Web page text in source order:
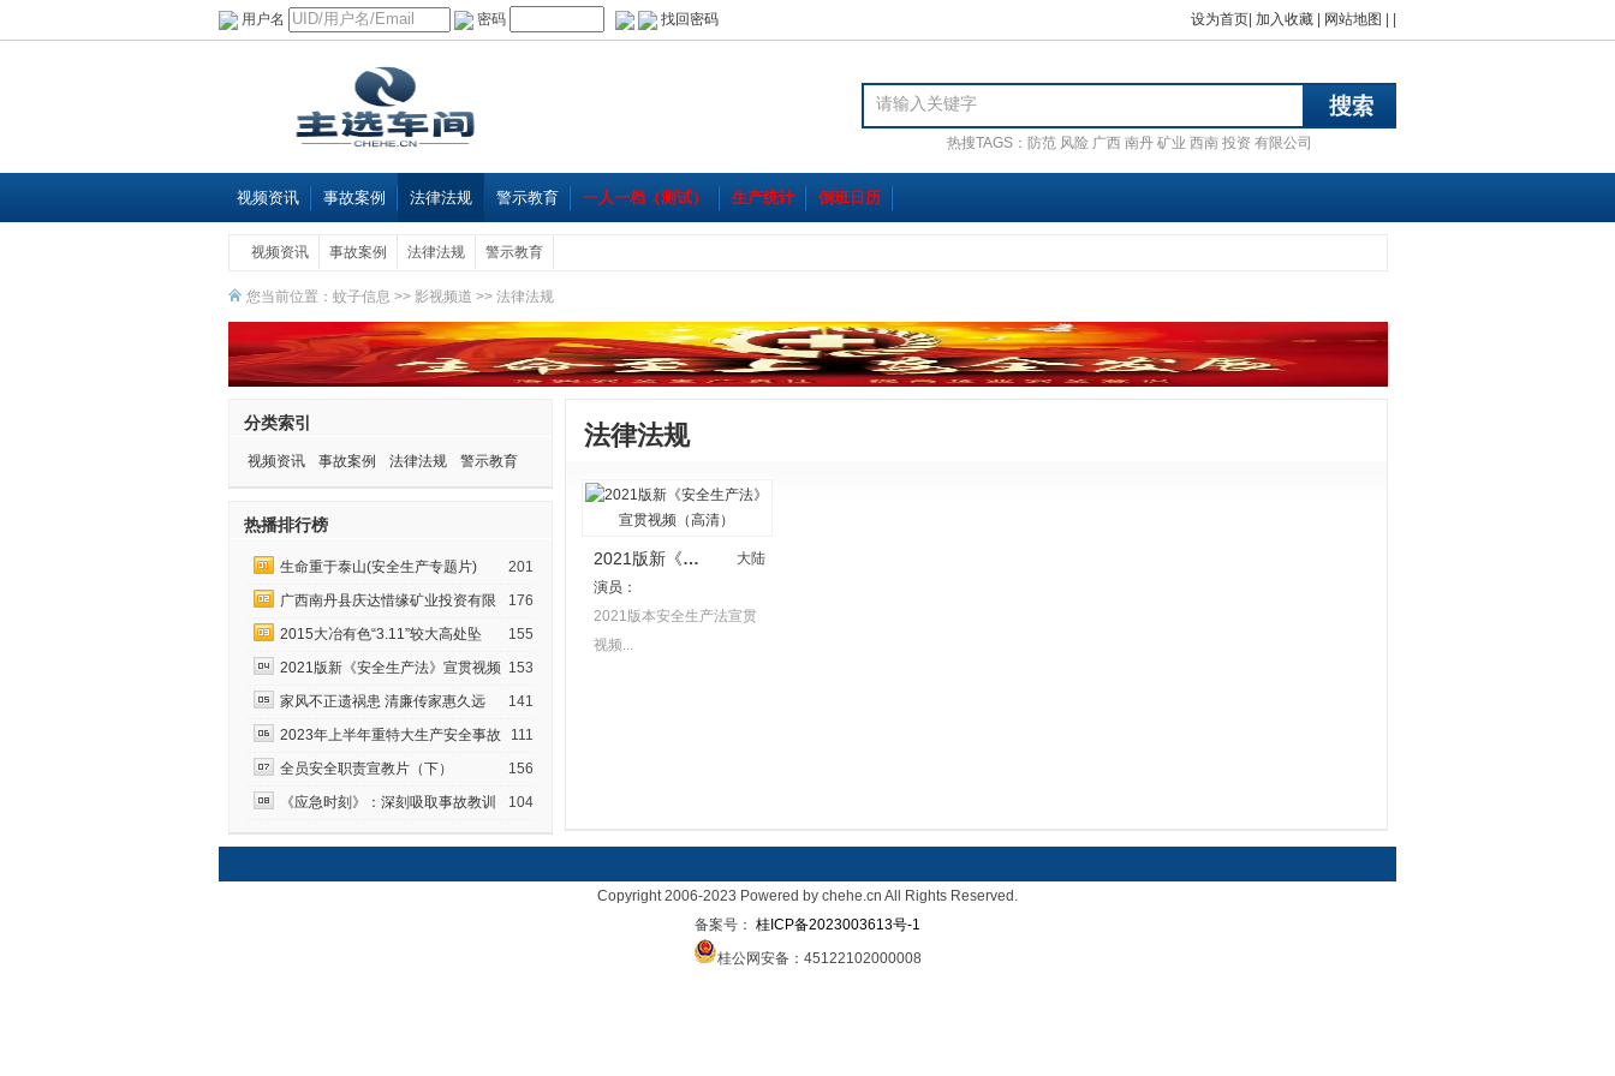
用户名 密码 找回密码 设为首页 加入收藏 网站地图
热搜TAGS： 防范 风险 广西 南丹 矿业 西南 投资 有限公司
视频资讯 事故案例 法律法规 警示教育 一人一档（测试） 生产统计 倒班日历
视频资讯 事故案例 法律法规 警示教育
您当前位置： 蚊子信息 >> 影视频道 >> 法律法规
分类索引
视频资讯 事故案例 法律法规 警示教育
热播排行榜
201
生命重于泰山(安全生产专题片)
176
广西南丹县庆达惜缘矿业投资有限
155
2015大冶有色“3.11”较大高处坠
153
2021版新《安全生产法》宣贯视频
141
家风不正遗祸患 清廉传家惠久远
111
2023年上半年重特大生产安全事故
156
全员安全职责宣教片（下）
104
《应急时刻》：深刻吸取事故教训
法律法规
2021版新《安全生产法》宣贯视频
大陆
演员：
2021版本安全生产法宣贯
视频...
Copyright 2006-2023 Powered by chehe.cn All Rights Reserved.
备案号： 桂ICP备2023003613号-1
桂公网安备：45122102000008